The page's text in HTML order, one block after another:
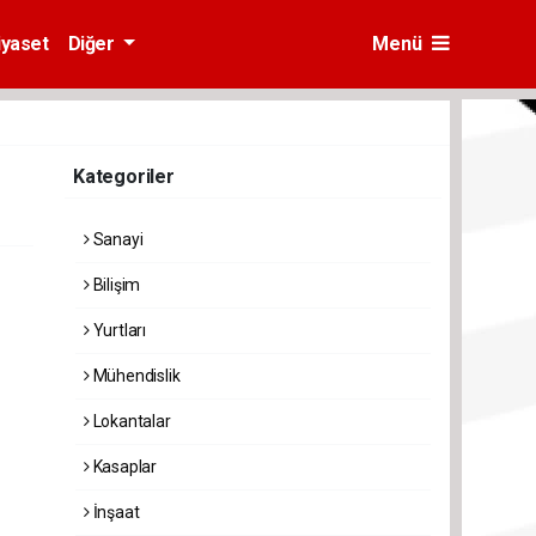
Diğer Menü
Kategoriler
Sanayi
Bilişim
Yurtları
Mühendislik
Lokantalar
Kasaplar
İnşaat